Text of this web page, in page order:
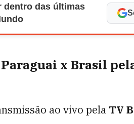
dentro das últimas
x Brasil
ao vivo pela TV